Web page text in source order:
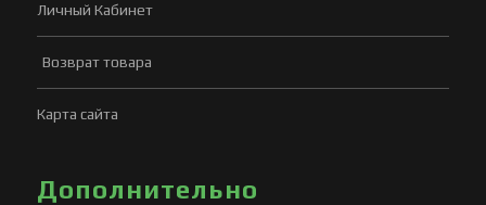
Личный Кабинет
Возврат товара
Карта сайта
Дополнительно